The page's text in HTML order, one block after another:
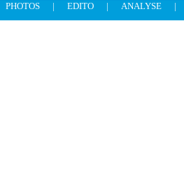
PHOTOS | EDITO | ANALYSE
|